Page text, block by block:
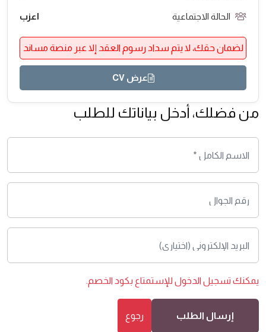
الحالة الاجتماعية اعزب
لضمان حقك، لا يتم سداد رسوم العقد إلا عبر منصة مساند
عرض CV
من فضلك، أدخل بياناتك للطلب
يمكنك تسجيل الدخول للإستمتاع بكود الخصم.
إرسال الطلب رجوع